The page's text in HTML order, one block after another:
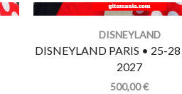
DISNEYLAND
DISNEYLAND PARIS • 25-
2027
500,00€